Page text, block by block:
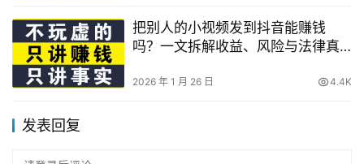
把别人的小视频发到抖音能赚钱
吗？一文拆解收益、风险与法律真
2026 年 1 月 26 日 4.4K
发表回复